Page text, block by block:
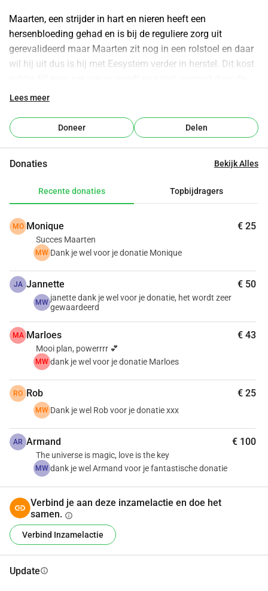
Maarten, een strijder in hart en nieren heeft een
hersenbloeding gehad en is bij de reguliere zorg uit
gerevalideerd maar Maarten zit nog in een rolstoel en daar
wil hij uit dus is hij met Eesystem verder in herstel. Dit kost
zorgverzekeraar. Daarbij wil Maarten een Eesystem in het
dementie of parkinson verder kunnen herstellen en
daarmee bekendheid geven aan het Eesystem zodat
optimaal kan gebruiken.
Lees meer
Doneer Delen
Donaties Bekijk Alles
Recente donaties Topbijdragers
MO Monique € 25
Succes Maarten
MW Dank je wel voor je donatie Monique
JA Jannette € 50
MW janette dank je wel voor je donatie, het wordt zeer
gewaardeerd
MA Marloes € 43
Mooi plan, powerrrr 💕
MW dank je wel voor je donatie Marloes
RO Rob € 25
MW Dank je wel Rob voor je donatie xxx
AR Armand € 100
The universe is magic, love is the key
MW dank je wel Armand voor je fantastische donatie
Verbind je aan deze inzamelactie en doe het
samen. info
Verbind Inzamelactie
Updateinfo